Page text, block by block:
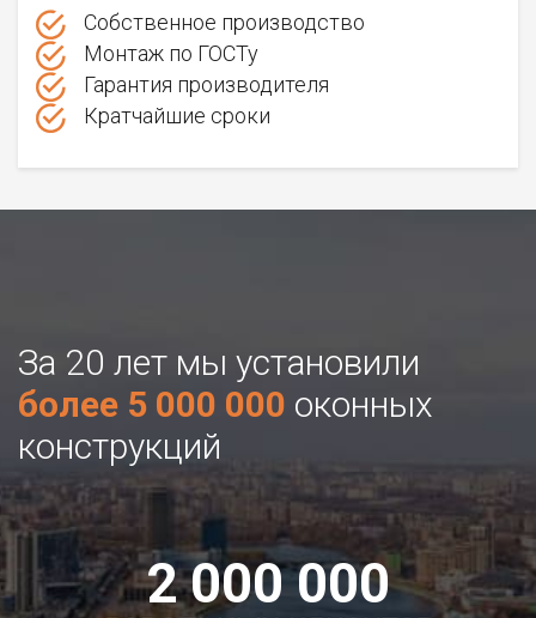
Собственное производство
Монтаж по ГОСТу
Гарантия производителя
Кратчайшие сроки
За 20 лет мы установили
более 5 000 000 оконных
конструкций
2 000 000